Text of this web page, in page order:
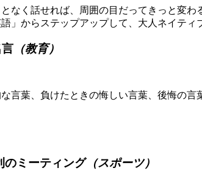
なく話せれば、周囲の目だってきっと変わ
」からステップアップして、大人ネイテ
（教育）
言葉、負けたときの悔しい言葉、後悔の
のミーティング（スポーツ）